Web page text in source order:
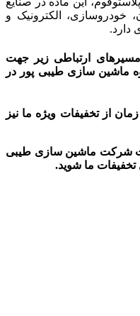
خودروسازی، الکترونیک و
دارد.
ارتباطی زیر جهت
ماشین سازی طیبی پور در
از تخفیفات ویژه ما نیز
شرکت ماشین سازی طیبی
تخفیفات ما شوید.